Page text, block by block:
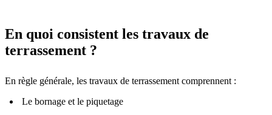
En quoi consistent les travaux de
terrassement ?
En règle générale, les travaux de terrassement comprennent :
Le bornage et le piquetage